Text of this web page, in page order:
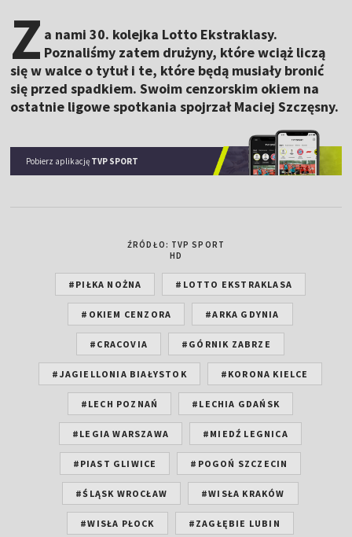
Z a nami 30. kolejka Lotto Ekstraklasy.
Poznaliśmy zatem drużyny, które wciąż liczą
się w walce o tytuł i te, które będą musiały bronić
się przed spadkiem. Swoim cenzorskim okiem na
ostatnie ligowe spotkania spojrzał Maciej Szczęsny.
Pobierz aplikację TVP SPORT
ŹRÓDŁO: TVP SPORT
HD
#PIŁKA NOŻNA #LOTTO EKSTRAKLASA
#OKIEM CENZORA #ARKA GDYNIA
#CRACOVIA #GÓRNIK ZABRZE
#JAGIELLONIA BIAŁYSTOK #KORONA KIELCE
#LECH POZNAŃ #LECHIA GDAŃSK
#LEGIA WARSZAWA #MIEDŹ LEGNICA
#PIAST GLIWICE #POGOŃ SZCZECIN
#ŚLĄSK WROCŁAW #WISŁA KRAKÓW
#WISŁA PŁOCK #ZAGŁĘBIE LUBIN